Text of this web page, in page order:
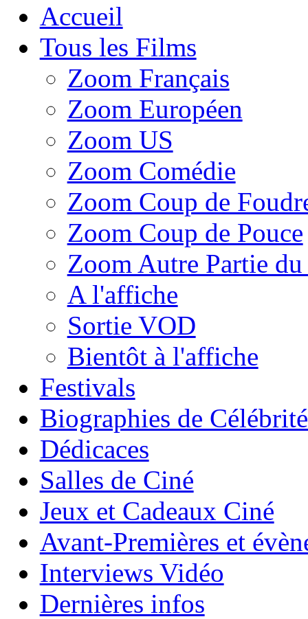
Accueil
Tous les Films
Zoom Français
Zoom Européen
Zoom US
Zoom Comédie
Zoom Coup de
Zoom Coup de Pouce
Zoom Autre Partie
A l'affiche
Sortie VOD
Bientôt à l'affiche
Festivals
Biographies de
Dédicaces
Salles de Ciné
Jeux et Cadeaux Ciné
Avant-Premières et
Interviews Vidéo
Dernières infos